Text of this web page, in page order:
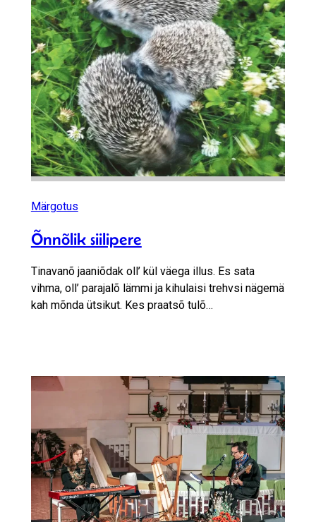
Märgotus
Õnnõlik siilipere
Tinavanõ jaaniõdak oll’ kül väega illus. Es sata
vihma, oll’ parajalõ lämmi ja kihulaisi trehvsi nägemä
kah mõnda ütsikut. Kes praatsõ tulõ…